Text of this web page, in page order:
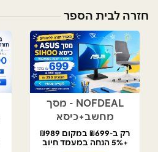
חזרה לבית הספר
NOFDEAL - מסך
מחשב+כיסא
רק ב-₪699 במקום ₪989
+5% הנחה במעמד חיוב